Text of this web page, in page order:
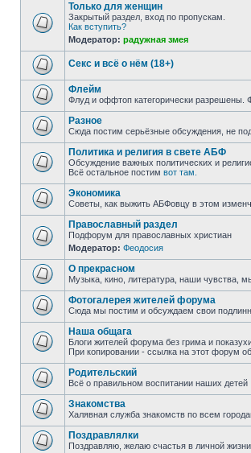
Только для женщин
Закрытый раздел, вход по пропускам.
Как вступить?
Модератор: радужная змея
Секс и всё о нём (18+)
Флейм
Флуд и оффтоп категорически разрешены.
Разное
Сюда постим серьёзные обсуждения, не
Политика и религия в свете АБФ
Обсуждение важных политических и
Всё остальное постим вот там.
Экономика
Советы, как выжить АБФовцу в этом
Православный раздел
Подфорум для православных христиан
Модератор: Феодосия
О прекрасном
Музыка, кино, литература, наши чувства,
Фотогалерея жителей форума
Сюда мы постим и обсуждаем свои
Наша общага
Блоги жителей форума без грима и
При копировании - ссылка на этот форум
Родительский
Всё о правильном воспитании наших детей
Знакомства
Халявная служба знакомств по всем
Поздравлялки
Поздравляю, желаю счастья в личной